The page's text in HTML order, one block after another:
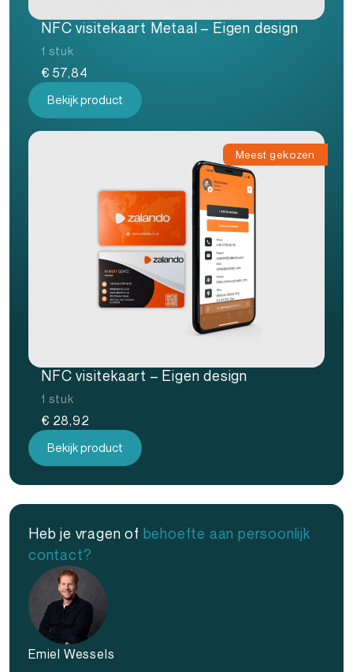
NFC visitekaart Metaal – Eigen design
1 stuk
€ 57,84
Bekijk product
Meest gekozen
NFC visitekaart – Eigen design
1 stuk
€ 28,92
Bekijk product
Heb je vragen of behoefte aan persoonlijk
contact?
Emiel Wessels